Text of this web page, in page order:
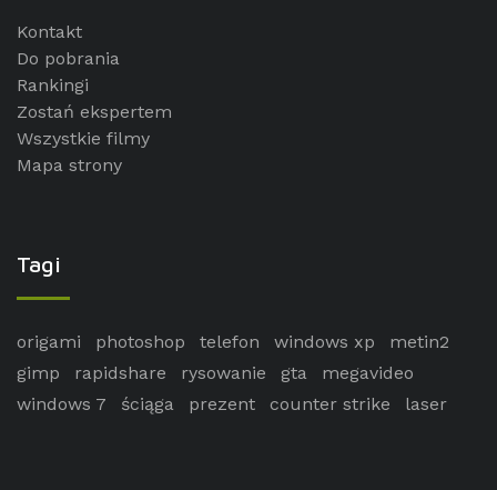
Kontakt
Do pobrania
Rankingi
Zostań ekspertem
Wszystkie filmy
Mapa strony
Tagi
origami photoshop telefon windows xp
metin2
gimp
rapidshare rysowanie gta
megavideo
windows 7
ściąga prezent counter strike laser